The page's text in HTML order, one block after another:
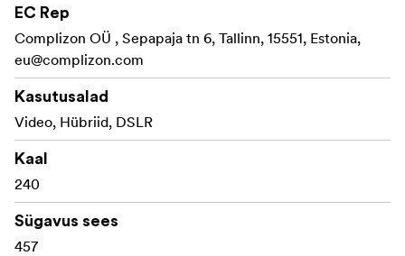
EC Rep
Complizon OÜ , Sepapaja tn 6, Tallinn, 15551, Estonia,
eu@complizon.com
Kasutusalad
Video, Hübriid, DSLR
Kaal
240
Sügavus sees
457